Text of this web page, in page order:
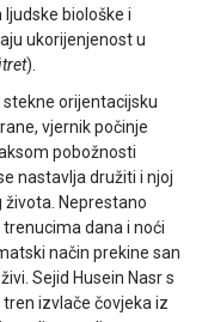
biološke i
ukorijenjenost u
).
orijentacijsku
vjernik počinje
pobožnosti
nastavlja družiti i njoj
Neprestano
dana i noći
način prekine san
Sejid Husein Nasr s
izvlače čovjeka iz